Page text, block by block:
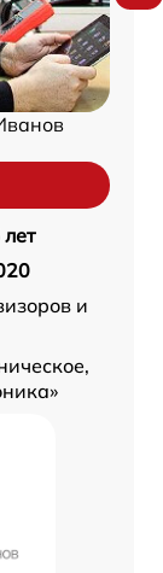
лет
и